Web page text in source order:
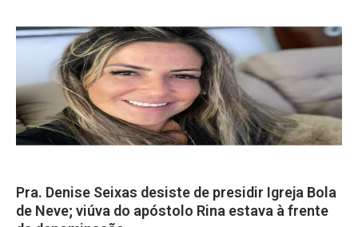
Pra. Denise Seixas desiste de presidir Igreja Bola
de Neve; viúva do apóstolo Rina estava à frente